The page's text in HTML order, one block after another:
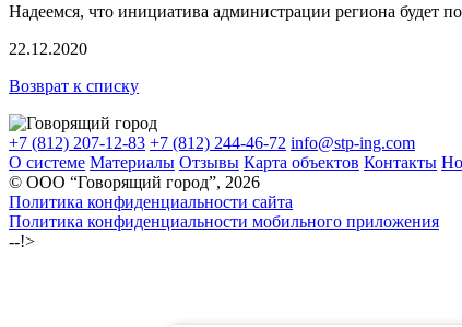
Надеемся, что инициатива администрации региона будет
22.12.2020
Возврат к списку
+7 (812) 207-12-83 +7 (812) 244-46-72 info@stp-ing.com
О системе Материалы Отзывы Карта объектов Контакты
© ООО “Говорящий город”, 2026
Политика конфиденциальности сайта
Политика конфиденциальности мобильного приложения
--!>